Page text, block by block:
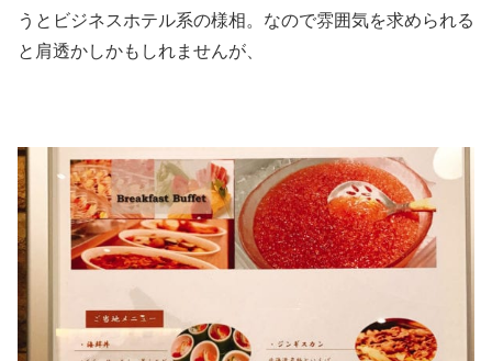
うとビジネスホテル系の様相。なので雰囲気を求められる
と肩透かしかもしれませんが、